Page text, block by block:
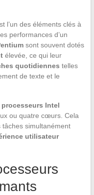
l’un des éléments clés à
performances d’un
sont souvent dotés
élevée, ce qui leur
quotidiennes telles
de texte et le
processeurs Intel
ou quatre cœurs. Cela
tâches simultanément
utilisateur